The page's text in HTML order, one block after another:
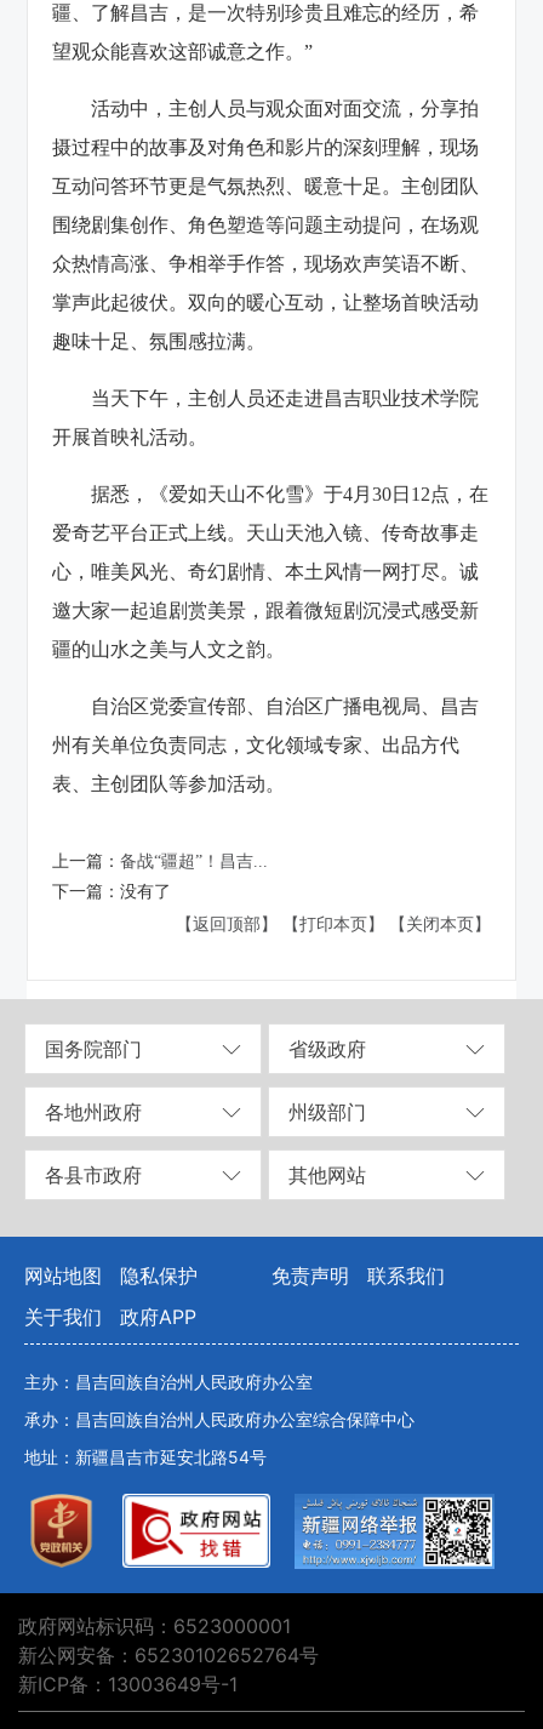
疆、了解昌吉，是一次特别珍贵且难忘的经历，希
望观众能喜欢这部诚意之作。”
活动中，主创人员与观众面对面交流，分享拍
摄过程中的故事及对角色和影片的深刻理解，现场
互动问答环节更是气氛热烈、暖意十足。主创团队
围绕剧集创作、角色塑造等问题主动提问，在场观
众热情高涨、争相举手作答，现场欢声笑语不断、
掌声此起彼伏。双向的暖心互动，让整场首映活动
趣味十足、氛围感拉满。
当天下午，主创人员还走进昌吉职业技术学院
开展首映礼活动。
据悉，《爱如天山不化雪》于4月30日12点，在
爱奇艺平台正式上线。天山天池入镜、传奇故事走
心，唯美风光、奇幻剧情、本土风情一网打尽。诚
邀大家一起追剧赏美景，跟着微短剧沉浸式感受新
疆的山水之美与人文之韵。
自治区党委宣传部、自治区广播电视局、昌吉
州有关单位负责同志，文化领域专家、出品方代
表、主创团队等参加活动。
上一篇：备战“疆超”！昌吉...
下一篇：没有了
【返回顶部】
【打印本页】 【关闭本页】
国务院部门 省级政府
各地州政府 州级部门
各县市政府 其他网站
网站地图 隐私保护 免责声明
联系我们
关于我们
政府APP
主办：昌吉回族自治州人民政府办公室
承办：昌吉回族自治州人民政府办公室综合保障中心
地址：新疆昌吉市延安北路54号
政府网站标识码：6523000001
新公网安备：65230102652764号
新ICP备：13003649号-1